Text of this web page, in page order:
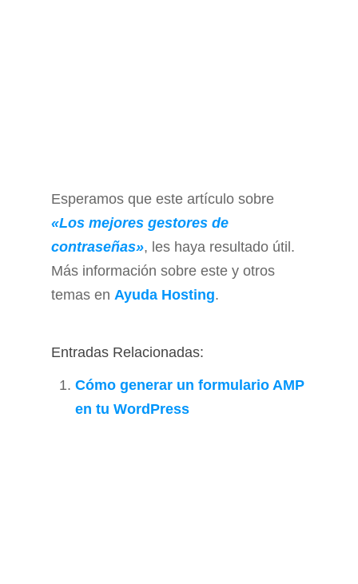
Esperamos que este artículo sobre
«Los mejores gestores de
contraseñas», les haya resultado útil.
Más información sobre este y otros
temas en Ayuda Hosting.
Entradas Relacionadas:
Cómo generar un formulario AMP
en tu WordPress